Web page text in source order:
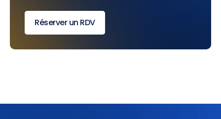
Réserver un RDV